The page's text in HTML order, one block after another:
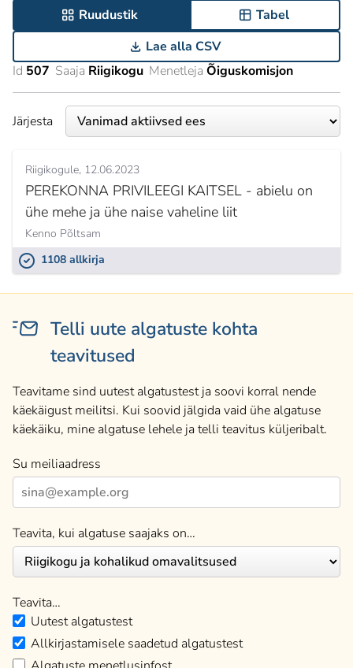
Ruudustik
Tabel
Lae alla CSV
Id 507 Saaja Riigikogu Menetleja Õiguskomisjon
Järjesta
Riigikogule 12.06.2023
PEREKONNA PRIVILEEGI KAITSEL - abielu on
ühe mehe ja ühe naise vaheline liit
Kenno Põltsam
1108 allkirja
Telli uute algatuste kohta
teavitused
Teavitame sind uutest algatustest ja soovi korral nende
käekäigust meilitsi. Kui soovid jälgida vaid ühe algatuse
käekäiku, mine algatuse lehele ja telli teavitus küljeribalt.
Su meiliaadress
Teavita, kui algatuse saajaks on…
Teavita…
Uutest algatustest
Allkirjastamisele saadetud algatustest